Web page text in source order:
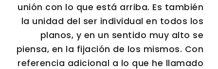
unión con lo que está arriba. Es también
la unidad del ser individual en todos los
planos, y en un sentido muy alto se
piensa, en la fijación de los mismos. Con
referencia adicional a lo que he llamado